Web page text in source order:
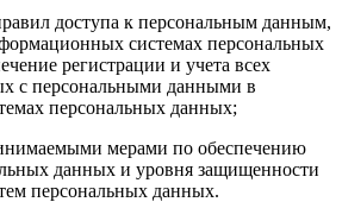
доступа к персональным данным,
системах персональных
регистрации и учета всех
с персональными данными в
персональных данных;
мерами по обеспечению
данных и уровня защищенности
персональных данных.